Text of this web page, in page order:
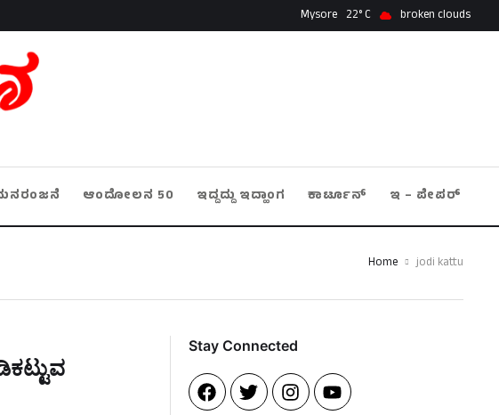
Mysore 22 broken clouds
ಆಂದೋಲನ 50 ಇದ್ದದ್ದು ಇದ್ಹಾಂಗ ಕಾರ್ಟೂನ್ ಇ – ಪೇಪರ್
Home jodi kattu
Stay Connected​